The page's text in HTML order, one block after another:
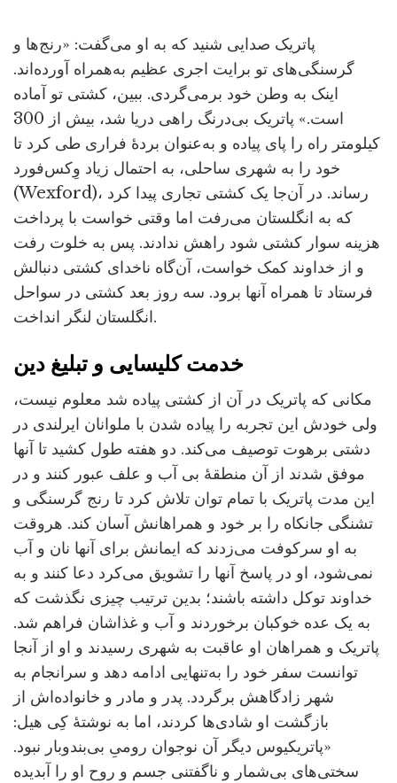
پاتریک صدایی شنید که به او می‌گفت: «رنج‌ها و
گرسنگی‌های تو برایت اجری عظیم به‌همراه آورده‌اند.
اینک به وطن خود برمی‌گردی. ببین، کشتی تو آماده
است.» پاتریک بی‌درنگ راهی دریا شد، بیش از 300
کیلومتر راه را پای پیاده و به‌عنوان بردۀ فراری طی کرد تا
خود را به شهری ساحلی، به احتمال زیاد وِکس‌فورد
(Wexford)، رساند. در آن‌جا یک کشتی تجاری پیدا کرد
که به انگلستان می‌رفت اما وقتی خواست با پرداخت
هزینه سوار کشتی شود راهش ندادند. پس به خلوت رفت
و از خداوند کمک خواست، آن‌گاه ناخدای کشتی دنبالش
فرستاد تا همراه آنها برود. سه روز بعد کشتی در سواحل
انگلستان لنگر انداخت.
خدمت کلیسایی و تبلیغ دین
مکانی که پاتریک در آن از کشتی پیاده شد معلوم نیست،
ولی خودش این تجربه را پیاده شدن با ملوانان ایرلندی در
دشتی برهوت توصیف می‌کند. دو هفته طول کشید تا آنها
موفق شدند از آن منطقۀ بی آب و علف عبور کنند و در
این مدت پاتریک با تمام توان تلاش کرد تا رنج گرسنگی و
تشنگی جانکاه را بر خود و همراهانش آسان کند. هروقت
به او سرکوفت می‌زدند که ایمانش برای آنها نان و آب
نمی‌شود، او در پاسخ آنها را تشویق می‌کرد دعا کنند و به
خداوند توکل داشته باشند؛ بدین ترتیب چیزی نگذشت که
به یک عده خوکبان برخوردند و آب و غذاشان فراهم شد.
پاتریک و همراهان او عاقبت به شهری رسیدند و او از آنجا
توانست سفر خود را به‌تنهایی ادامه دهد و سرانجام به
شهر زادگاهش برگردد. پدر و مادر و خانواده‌اش از
بازگشت او شادی‌ها کردند، اما به نوشتۀ کِی هیل:
«پاتریکیوس دیگر آن نوجوان رومیِ بی‌بندوبار نبود.
سختی‌های بی‌شمار و ناگفتنی جسم و روح او را آبدیده